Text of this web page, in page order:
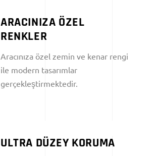
ARACINIZA ÖZEL
RENKLER
Aracınıza özel zemin ve kenar rengi
ile modern tasarımlar
gerçekleştirmektedir.
ULTRA DÜZEY KORUMA